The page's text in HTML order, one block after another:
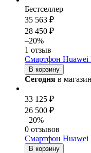
Бестселлер
35 563 ₽
28 450 ₽
–20%
1 отзыв
Смартфон Huawei
В корзину
Сегодня в
33 125 ₽
26 500 ₽
–20%
0 отзывов
Смартфон Huawei
В корзину